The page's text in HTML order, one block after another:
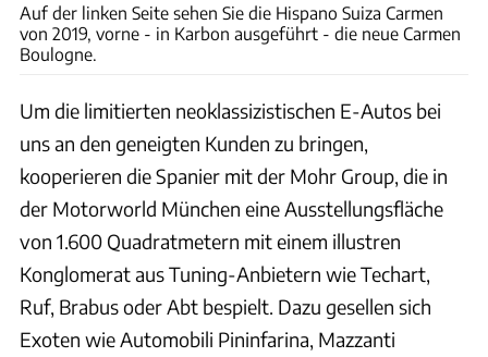
Auf der linken Seite sehen Sie die Hispano Suiza Carmen
von 2019, vorne - in Karbon ausgeführt - die neue Carmen
Boulogne.
Um die limitierten neoklassizistischen E-Autos bei
uns an den geneigten Kunden zu bringen,
kooperieren die Spanier mit der Mohr Group, die in
der Motorworld München eine Ausstellungsfläche
von 1.600 Quadratmetern mit einem illustren
Konglomerat aus Tuning-Anbietern wie Techart,
Ruf, Brabus oder Abt bespielt. Dazu gesellen sich
Exoten wie Automobili Pininfarina, Mazzanti